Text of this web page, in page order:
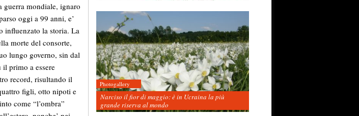
guerra mondiale, ignaro
oggi a 99 anni, e’
influenzato la storia. La
morte del consorte,
lungo governo, sin dal
primo a essere
record, risultando il
figli, otto nipoti e
come “l’ombra”
Photogallery
Narciso il fior di maggio: è in Ucraina la più
grande riserva al mondo